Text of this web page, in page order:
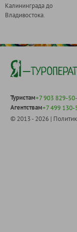
Калининграда до
Владивостока.
Туристам+7 903 829-
Агентствам+7 499 130-
© 2013 - 2026 |